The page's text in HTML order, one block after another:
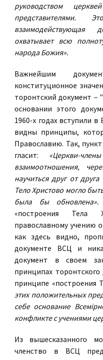
руководством
представителями.
взаимодействующая
охватывает всю
народа Божия».
Важнейшим
конституционное
торонтский документ
основании этого
1960-х годах вступили
видны принципы,
Православию. Так,
гласит: «Церкви-
взаимоотношения,
научиться друг от
Тело Христово могло
была бы обновлена».
«построения Тела
православному учению
как здесь видно,
документе ВСЦ и
документ в своем
принципах
принципе «построения
этих положительных
себе основание
конфликте с учениями
Из вышесказанного
членство в ВСЦ